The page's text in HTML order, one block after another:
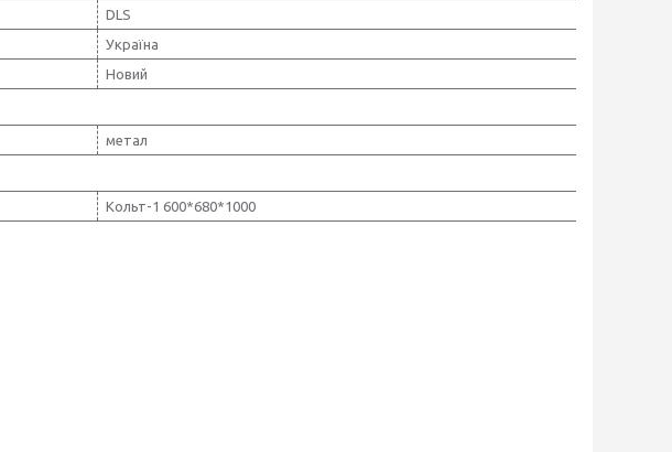
DLS
Україна
Новий
метал
Кольт-1 600*680*1000